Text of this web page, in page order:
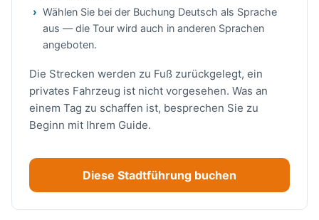
Wählen Sie bei der Buchung Deutsch als Sprache
aus — die Tour wird auch in anderen Sprachen
angeboten.
Die Strecken werden zu Fuß zurückgelegt, ein
privates Fahrzeug ist nicht vorgesehen. Was an
einem Tag zu schaffen ist, besprechen Sie zu
Beginn mit Ihrem Guide.
Diese Stadtführung buchen